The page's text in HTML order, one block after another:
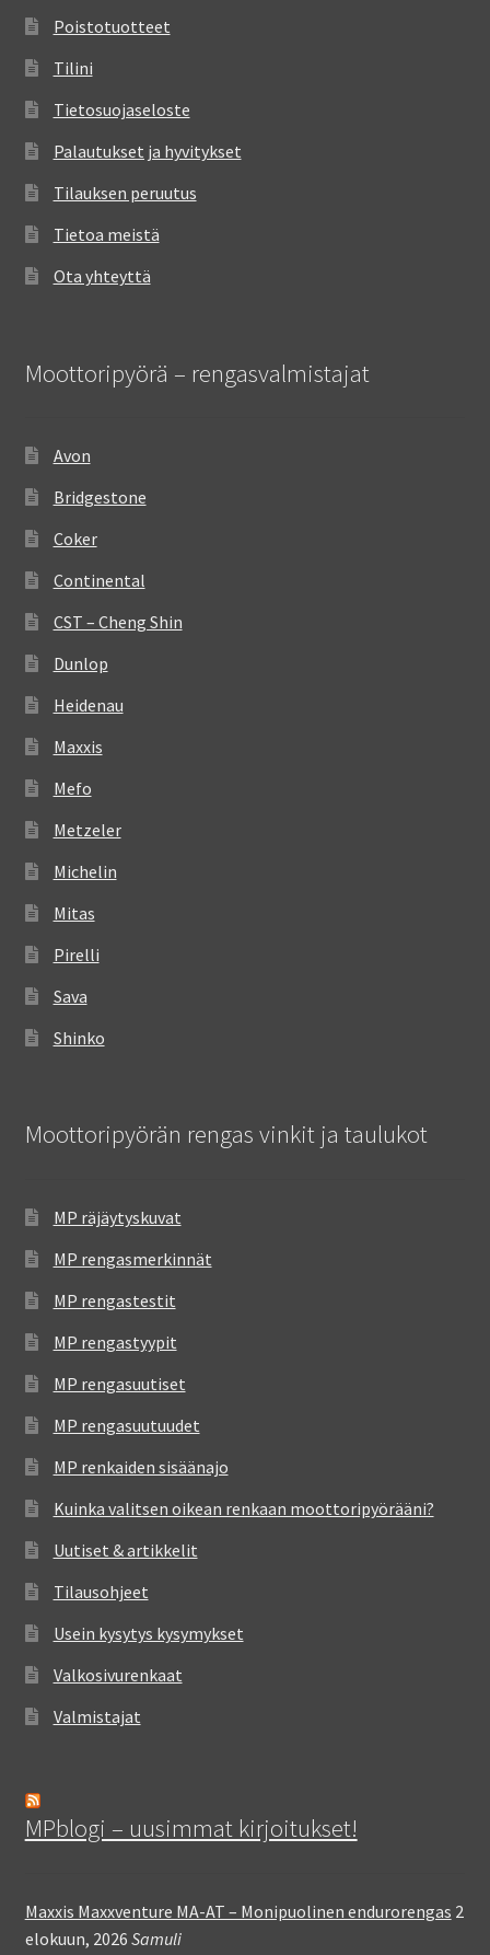
Poistotuotteet
Tilini
Tietosuojaseloste
Palautukset ja hyvitykset
Tilauksen peruutus
Tietoa meistä
Ota yhteyttä
Moottoripyörä – rengasvalmistajat
Avon
Bridgestone
Coker
Continental
CST – Cheng Shin
Dunlop
Heidenau
Maxxis
Mefo
Metzeler
Michelin
Mitas
Pirelli
Sava
Shinko
Moottoripyörän rengas vinkit ja taulukot
MP räjäytyskuvat
MP rengasmerkinnät
MP rengastestit
MP rengastyypit
MP rengasuutiset
MP rengasuutuudet
MP renkaiden sisäänajo
Kuinka valitsen oikean renkaan moottoripyörääni?
Uutiset & artikkelit
Tilausohjeet
Usein kysytys kysymykset
Valkosivurenkaat
Valmistajat
MPblogi – uusimmat kirjoitukset!
Maxxis Maxxventure MA-AT – Monipuolinen endurorengas 2
elokuun, 2026 Samuli